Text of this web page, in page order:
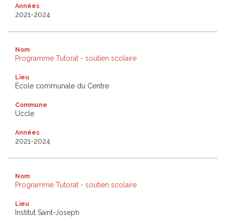
Années
2021-2024
Nom
Programme Tutorat - soutien scolaire
Lieu
École communale du Centre
Commune
Uccle
Années
2021-2024
Nom
Programme Tutorat - soutien scolaire
Lieu
Institut Saint-Joseph